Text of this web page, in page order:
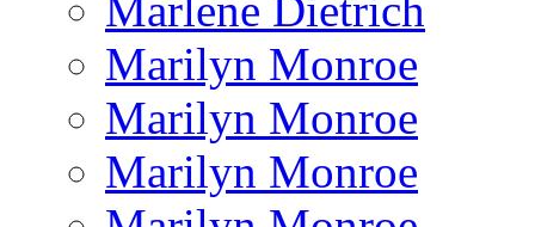
Marilyn Monroe
Marilyn Monroe
Marilyn Monroe